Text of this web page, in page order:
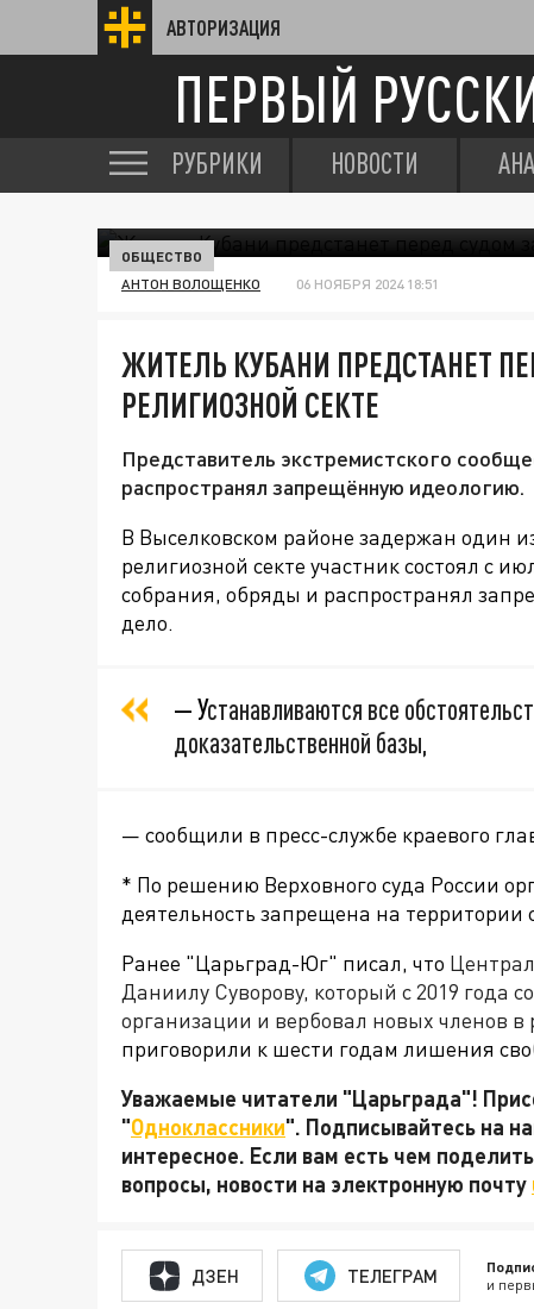
АВТОРИЗАЦИЯ
ПЕРВЫЙ
РУБРИКИ НОВОСТИ
ОБЩЕСТВО
АНТОН ВОЛОЩЕНКО 06 НОЯБРЯ 2024 18:51
ЖИТЕЛЬ КУБАНИ ПРЕДСТАНЕТ
РЕЛИГИОЗНОЙ СЕКТЕ
Представитель экстремистского
распространял запрещённую идеологию.
В Выселковском районе задержан один
религиозной секте участник состоял с
собрания, обряды и распространял
дело.
— Устанавливаются все
доказательственной базы,
— сообщили в пресс-службе краевого
* По решению Верховного суда России
деятельность запрещена на территории
Ранее "Царьград-Юг" писал, что
Даниилу Суворову, который с 2019 года
организации и вербовал новых членов в
приговорили к шести годам лишения
Уважаемые читатели "Царьграда"!
"Одноклассники". Подписывайтесь на
интересное. Если вам есть чем
вопросы, новости на электронную почту
ДЗЕН ТЕЛЕГРАМ и